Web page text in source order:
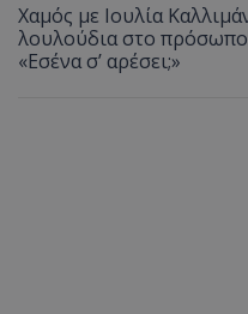
Χαμός με Ιουλία
λουλούδια στο πρόσωπο
«Εσένα σ’ αρέσει;»